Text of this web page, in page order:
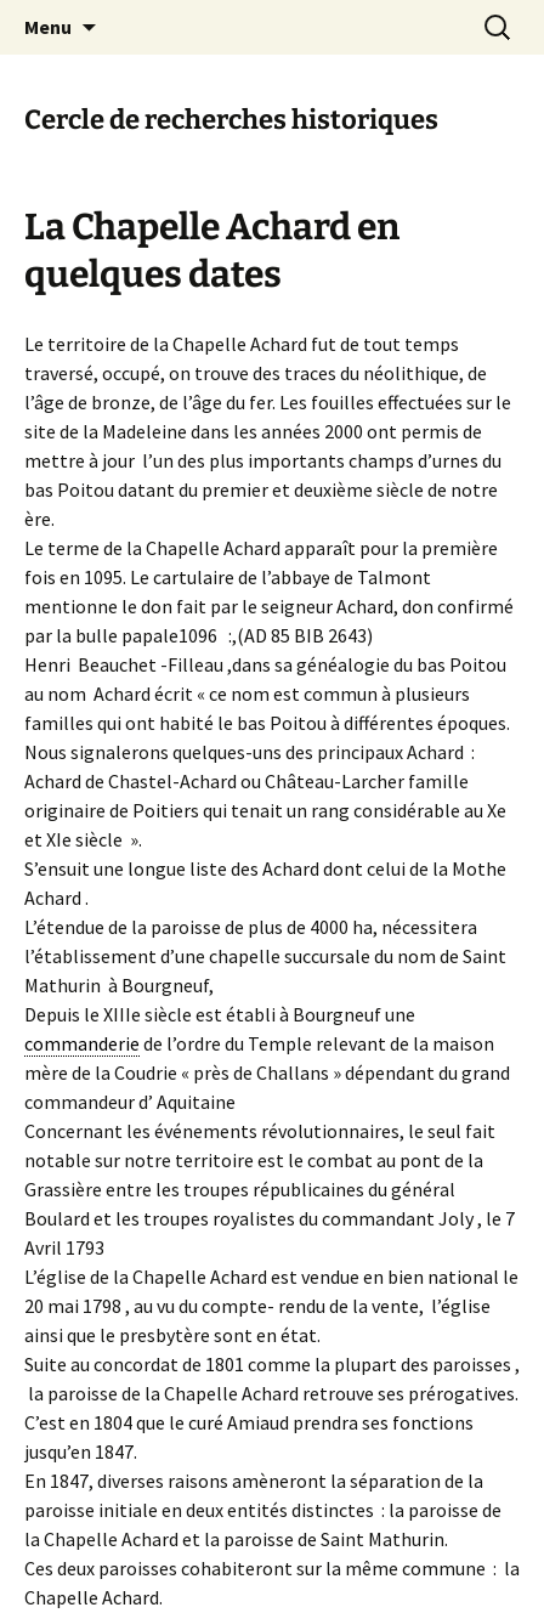
Cercle de Recherches
historiques des Achards
Un site utilisant WordPress
Menu
Cercle de recherches historiques
La Chapelle Achard en
quelques dates
Le territoire de la Chapelle Achard fut de tout temps
traversé, occupé, on trouve des traces du néolithique, de
l’âge de bronze, de l’âge du fer. Les fouilles effectuées sur le
site de la Madeleine dans les années 2000 ont permis de
mettre à jour l’un des plus importants champs d’urnes du
bas Poitou datant du premier et deuxième siècle de notre
ère.
Le terme de la Chapelle Achard apparaît pour la première
fois en 1095. Le cartulaire de l’abbaye de Talmont
mentionne le don fait par le seigneur Achard, don confirmé
par la bulle papale1096 :,(AD 85 BIB 2643)
Henri Beauchet -Filleau ,dans sa généalogie du bas Poitou
au nom Achard écrit « ce nom est commun à plusieurs
familles qui ont habité le bas Poitou à différentes époques.
Nous signalerons quelques-uns des principaux Achard :
Achard de Chastel-Achard ou Château-Larcher famille
originaire de Poitiers qui tenait un rang considérable au Xe
et XIe siècle ».
S’ensuit une longue liste des Achard dont celui de la Mothe
Achard .
L’étendue de la paroisse de plus de 4000 ha, nécessitera
l’établissement d’une chapelle succursale du nom de Saint
Mathurin à Bourgneuf,
Depuis le XIIIe siècle est établi à Bourgneuf une
commanderie de l’ordre du Temple relevant de la maison
mère de la Coudrie « près de Challans » dépendant du grand
commandeur d’ Aquitaine
Concernant les événements révolutionnaires, le seul fait
notable sur notre territoire est le combat au pont de la
Grassière entre les troupes républicaines du général
Boulard et les troupes royalistes du commandant Joly , le 7
Avril 1793
L’église de la Chapelle Achard est vendue en bien national le
20 mai 1798 , au vu du compte- rendu de la vente, l’église
ainsi que le presbytère sont en état.
Suite au concordat de 1801 comme la plupart des paroisses ,
la paroisse de la Chapelle Achard retrouve ses prérogatives.
C’est en 1804 que le curé Amiaud prendra ses fonctions
jusqu’en 1847.
En 1847, diverses raisons amèneront la séparation de la
paroisse initiale en deux entités distinctes : la paroisse de
la Chapelle Achard et la paroisse de Saint Mathurin.
Ces deux paroisses cohabiteront sur la même commune : la
Chapelle Achard.